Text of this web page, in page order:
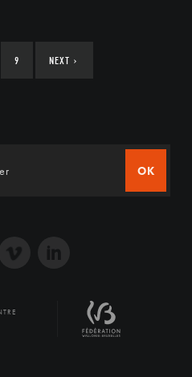
9 NEXT ›
OK